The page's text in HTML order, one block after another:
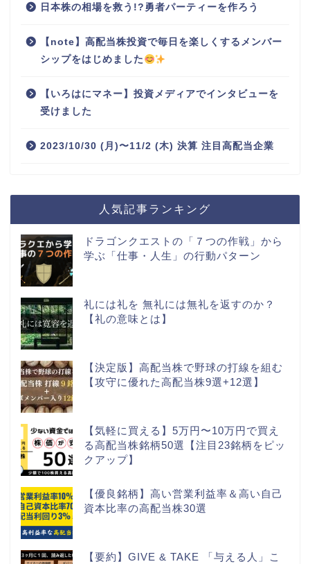
日本株の相場を救う!?勇者パーティーを作ろう
【note】高配当株投資で毎日を楽しくするメンバー
シップをはじめました
【いろはにマネー】投資メディアでインタビューを
受けました
2023/10/30 (月)〜11/2 (木) 決算 注目高配当企業
人気記事ランキング
ドラゴンクエストの「７つの作戦」から
学ぶ「仕事・人生」の行動パターン
礼には礼を 無礼には無礼を返すのか？
【礼の意味とは】
【決定版】高配当株で野球の打線を組む
【攻守に優れた高配当株9選+12選】
【気軽に買える】5万円〜10万円で買え
る高配当株銘柄50選【注目23銘柄をピッ
クアップ】
【優良銘柄】高い営業利益率＆高い自己
資本比率の高配当株30選
【要約】GIVE & TAKE 「与える人」こ